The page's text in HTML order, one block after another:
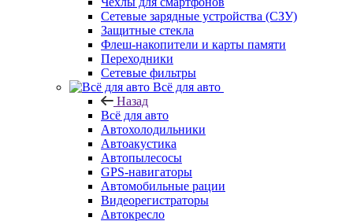
Сетевые зарядные устройства (СЗУ)
Защитные стекла
Флеш-накопители и карты памяти
Переходники
Сетевые фильтры
Всё для авто
Назад
Всё для авто
Автохолодильники
Автоакустика
Автопылесосы
GPS-навигаторы
Автомобильные рации
Видеорегистраторы
Автокресло